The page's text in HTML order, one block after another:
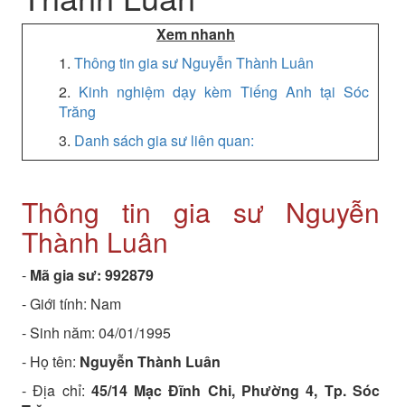
Xem nhanh
1. Thông tin gia sư Nguyễn Thành Luân
2. Kinh nghiệm dạy kèm Tiếng Anh tại Sóc
Trăng
3. Danh sách gia sư liên quan:
Thông tin gia sư Nguyễn
Thành Luân
- Mã gia sư: 992879
- Giới tính: Nam
- Sinh năm: 04/01/1995
- Họ tên: Nguyễn Thành Luân
- Địa chỉ: 45/14 Mạc Đĩnh Chi, Phường 4, Tp. Sóc